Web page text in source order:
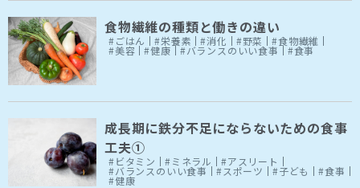
食物繊維の種類と働きの違い
#ごはん #栄養素 #消化 #野菜 #食物繊維
#美容 #健康 #バランスのいい食事 #食事
成長期に鉄分不足にならないための食事
工夫①
#ビタミン #ミネラル #アスリート
#バランスのいい食事 #スポーツ #子ども #食事
#健康